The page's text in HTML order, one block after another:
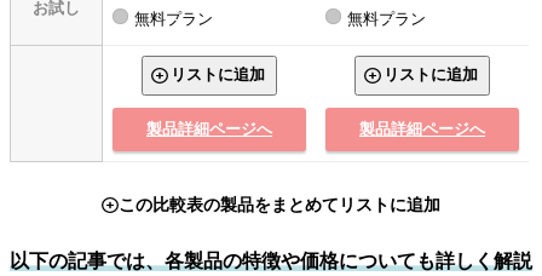
お試し
無料プラン
無料プラン
リストに追加
製品詳細ページへ
リストに追加
製品詳細ページへ
この比較表の製品をまとめてリストに追加
以下の記事では、各製品の特徴や価格についても詳しく解説